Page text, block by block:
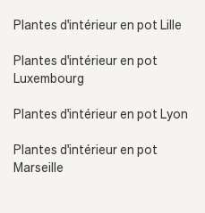
Plantes d'intérieur en pot Lille
Plantes d'intérieur en pot
Luxembourg
Plantes d'intérieur en pot Lyon
Plantes d'intérieur en pot
Marseille